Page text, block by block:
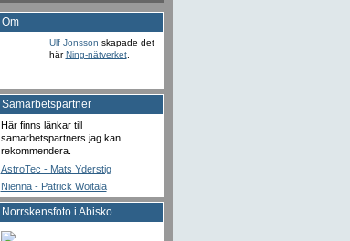
Om
Ulf Jonsson skapade det
härNing-nätverket.
Samarbetspartner
Här finns länkar till
samarbetspartners jag kan
rekommendera.
AstroTec - Mats Yderstig
Nienna - Patrick Woitala
Norrskensfoto i Abisko